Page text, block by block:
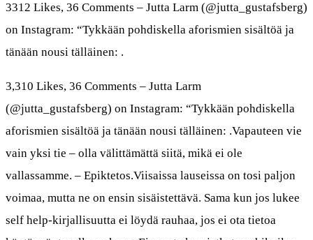
3312 Likes, 36 Comments – Jutta Larm (@jutta_gustafsberg)
on Instagram: “Tykkään pohdiskella aforismien sisältöä ja
tänään nousi tälläinen: .
3,310 Likes, 36 Comments – Jutta Larm
(@jutta_gustafsberg) on Instagram: “Tykkään pohdiskella
aforismien sisältöä ja tänään nousi tälläinen: .Vapauteen vie
vain yksi tie – olla välittämättä siitä, mikä ei ole
vallassamme. – Epiktetos.Viisaissa lauseissa on tosi paljon
voimaa, mutta ne on ensin sisäistettävä. Sama kun jos lukee
self help-kirjallisuutta ei löydä rauhaa, jos ei ota tietoa